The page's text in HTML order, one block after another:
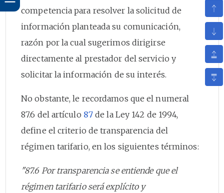
competencia para resolver la solicitud de
información planteada su comunicación,
razón por la cual sugerimos dirigirse
directamente al prestador del servicio y
solicitar la información de su interés.
No obstante, le recordamos que el numeral
87.6 del artículo 87 de la Ley 142 de 1994,
define el criterio de transparencia del
régimen tarifario, en los siguientes términos:
"87.6 Por transparencia se entiende que el
régimen tarifario será explícito y